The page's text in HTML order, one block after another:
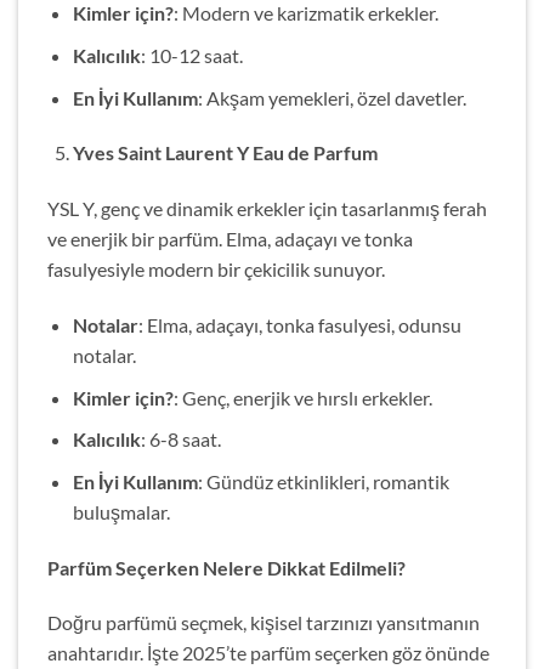
Kimler için?: Modern ve karizmatik erkekler.
Kalıcılık: 10-12 saat.
En İyi Kullanım: Akşam yemekleri, özel davetler.
Yves Saint Laurent Y Eau de Parfum
YSL Y, genç ve dinamik erkekler için tasarlanmış ferah
ve enerjik bir parfüm. Elma, adaçayı ve tonka
fasulyesiyle modern bir çekicilik sunuyor.
Notalar: Elma, adaçayı, tonka fasulyesi, odunsu
notalar.
Kimler için?: Genç, enerjik ve hırslı erkekler.
Kalıcılık: 6-8 saat.
En İyi Kullanım: Gündüz etkinlikleri, romantik
buluşmalar.
Parfüm Seçerken Nelere Dikkat Edilmeli?
Doğru parfümü seçmek, kişisel tarzınızı yansıtmanın
anahtarıdır. İşte 2025’te parfüm seçerken göz önünde